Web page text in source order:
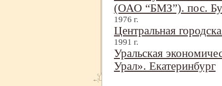
(ОАО “БМЗ”). пос.
1976 г.
Центральная
1991 г.
Уральская
Урал». Екатеринбург